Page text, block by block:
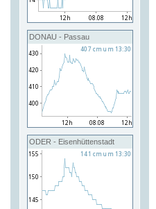
DONAU - Passau
ODER - Eisenhüttenstadt